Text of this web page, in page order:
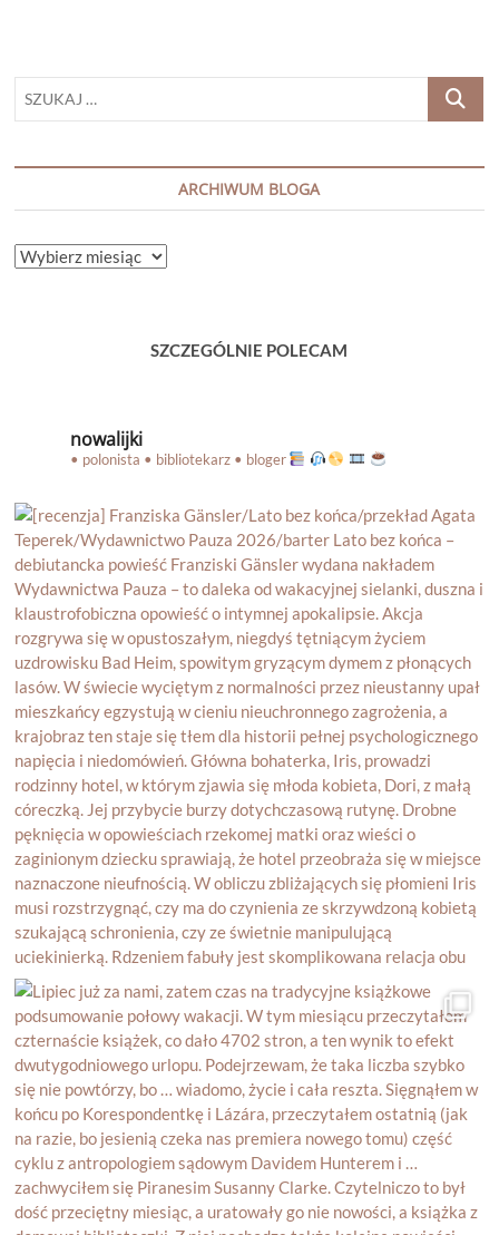
SZUKAJ
ARCHIWUM BLOGA
ARCHIWUM
SZCZEGÓLNIE POLECAM
nowalijki
• polonista • bibliotekarz • bloger